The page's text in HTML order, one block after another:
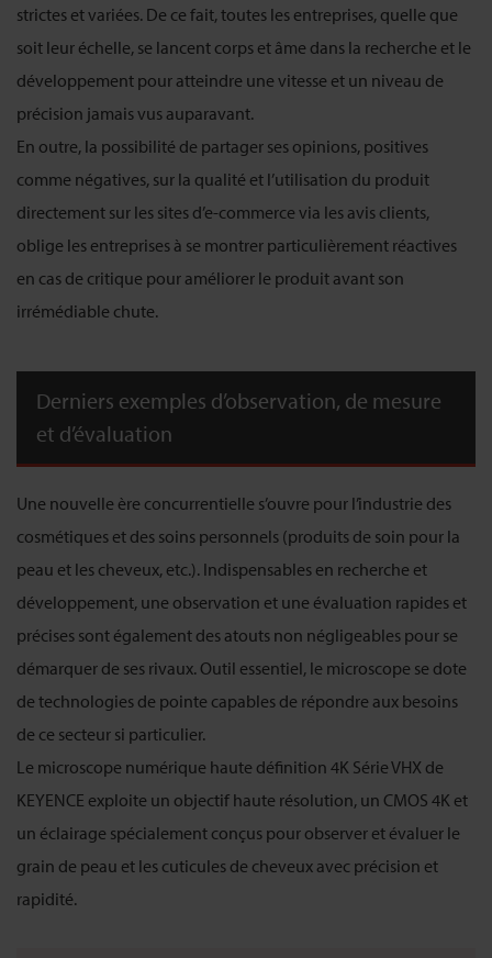
strictes et variées. De ce fait, toutes les entreprises, quelle que
soit leur échelle, se lancent corps et âme dans la recherche et le
développement pour atteindre une vitesse et un niveau de
précision jamais vus auparavant.
En outre, la possibilité de partager ses opinions, positives
comme négatives, sur la qualité et l’utilisation du produit
directement sur les sites d’e-commerce via les avis clients,
oblige les entreprises à se montrer particulièrement réactives
en cas de critique pour améliorer le produit avant son
irrémédiable chute.
Derniers exemples d’observation, de mesure
et d’évaluation
Une nouvelle ère concurrentielle s’ouvre pour l’industrie des
cosmétiques et des soins personnels (produits de soin pour la
peau et les cheveux, etc.). Indispensables en recherche et
développement, une observation et une évaluation rapides et
précises sont également des atouts non négligeables pour se
démarquer de ses rivaux. Outil essentiel, le microscope se dote
de technologies de pointe capables de répondre aux besoins
de ce secteur si particulier.
Le microscope numérique haute définition 4K Série VHX de
KEYENCE exploite un objectif haute résolution, un CMOS 4K et
un éclairage spécialement conçus pour observer et évaluer le
grain de peau et les cuticules de cheveux avec précision et
rapidité.